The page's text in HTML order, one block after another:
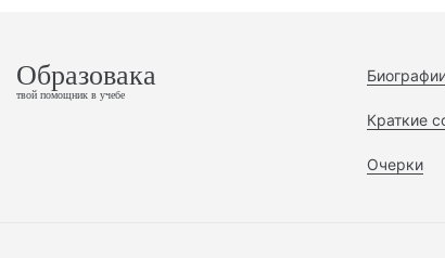
Образовака
твой помощник в учебе
Краткие
Очерки